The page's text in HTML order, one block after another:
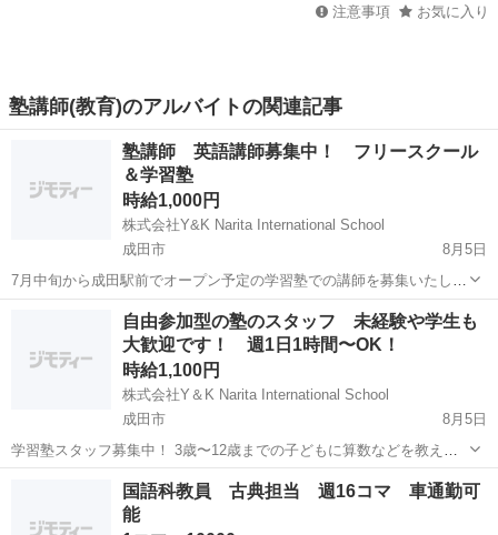
注意事項 お気に入り
塾講師(教育)のアルバイトの関連記事
塾講師 英語講師募集中！ フリースクール
＆学習塾
時給1,000円
株式会社Y&K Narita International School
成田市
8月5日
7月中旬から成田駅前でオープン予定の学習塾での講師を募集いたしま
す。 ☆主な業務☆ 学習計画カリキュラム作成 教材作成 学習支援 児童
生徒の管理 など ☆求める人材☆ 小中学校での実務経験者 カリキュラ
塾講師 フリースクール
自由参加型の塾のスタッフ 未経験や学生も
大歓迎です！ 週1日1時間〜OK！
時給1,100円
株式会社Y＆K Narita International School
成田市
8月5日
学習塾スタッフ募集中！ 3歳〜12歳までの子どもに算数などを教える
塾でのスタッフ 塾のコンセプト 自由参加型の塾となり、子どもたちが
好きな時に来て好きな時に帰るスタイルです。 開講時間は平日
成田市 塾講師 スタッフ
国語科教員 古典担当 週16コマ 車通勤可
能